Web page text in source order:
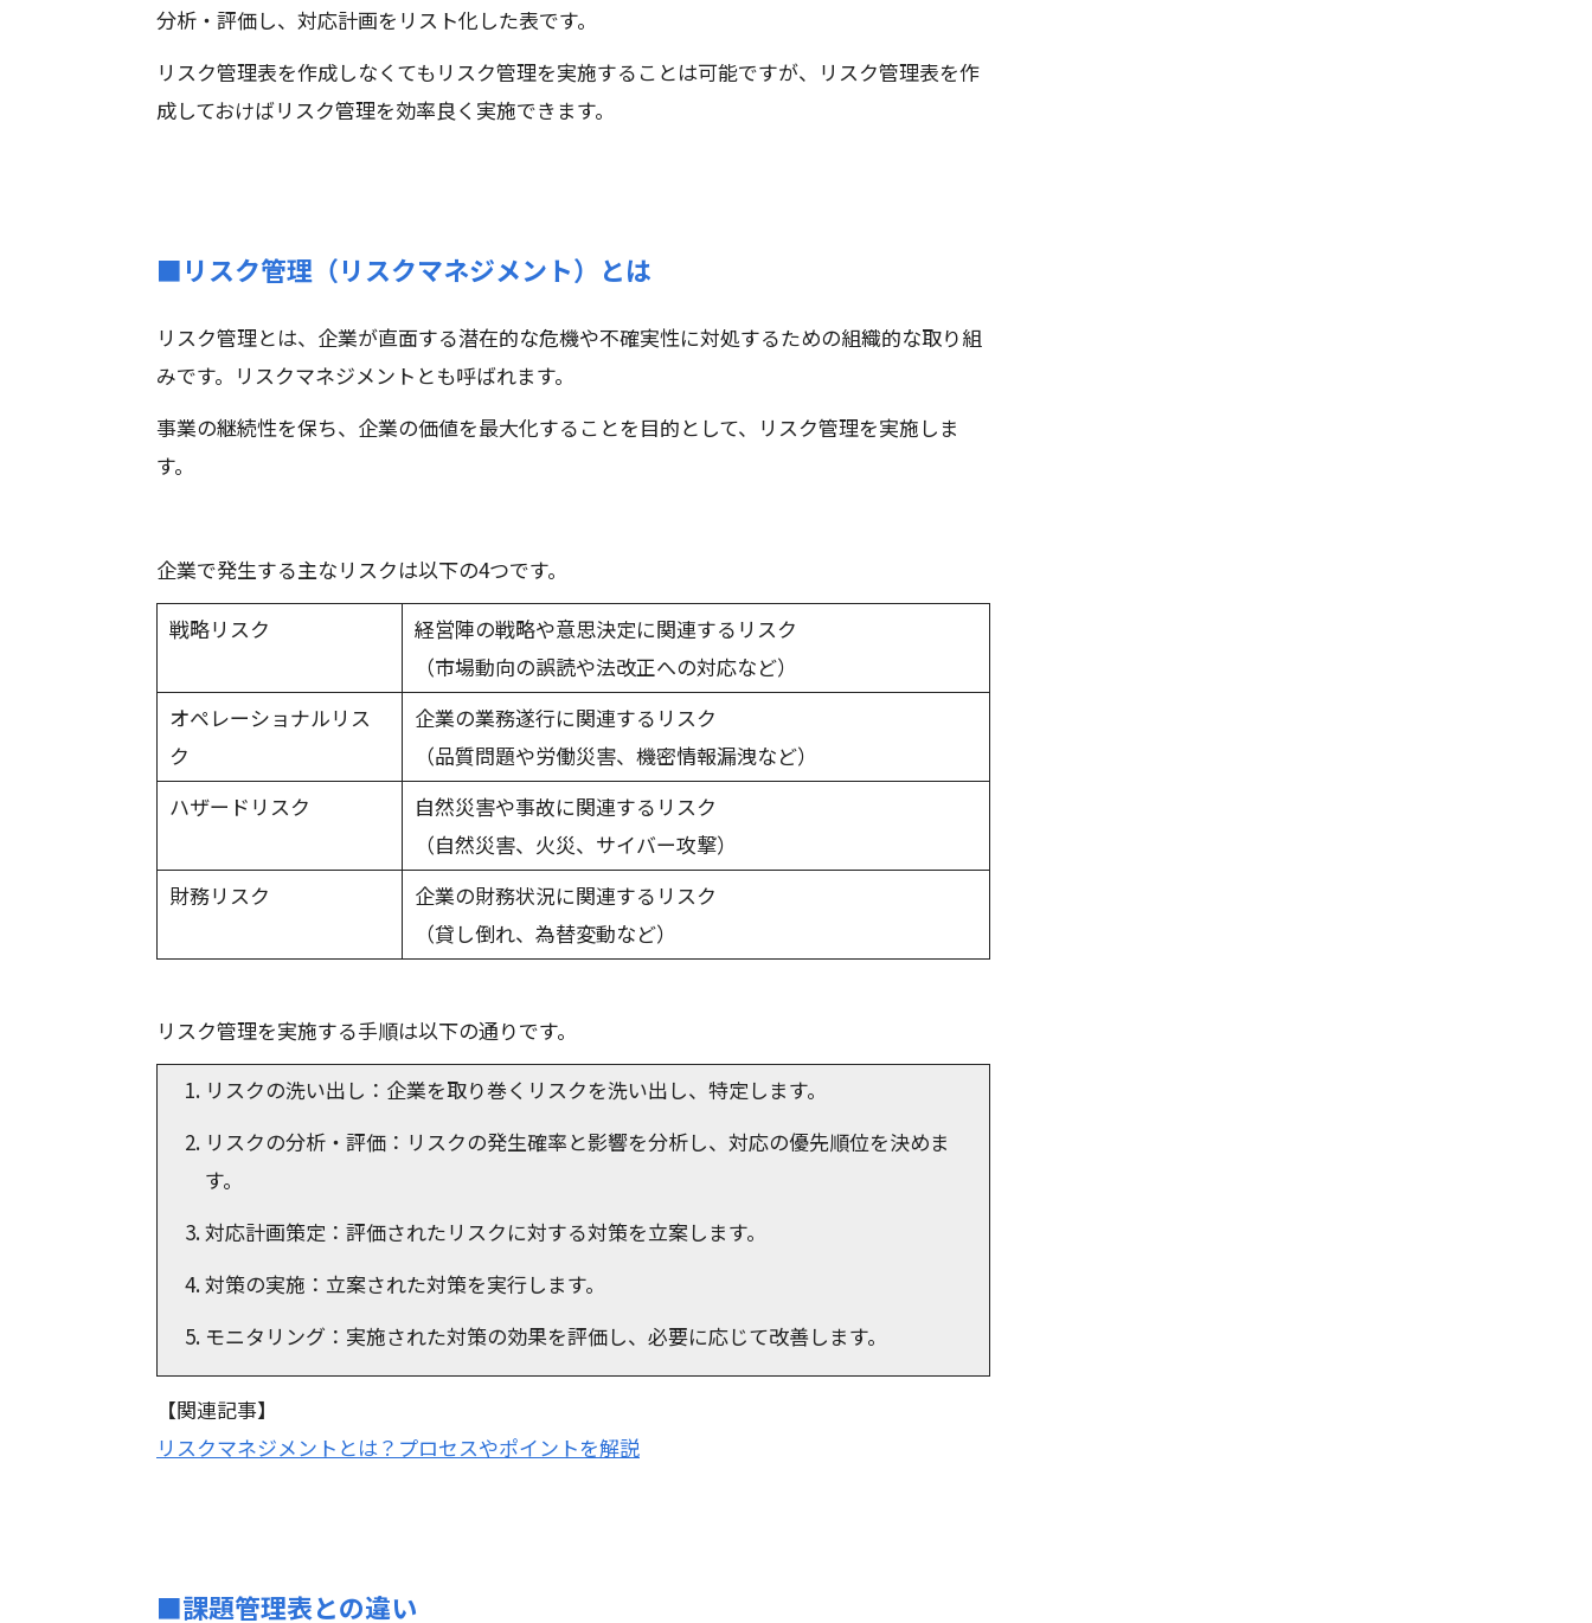
分析・評価し、対応計画をリスト化した表です。
リスク管理表を作成しなくてもリスク管理を実施することは可能ですが、リスク管理表を作
成しておけばリスク管理を効率良く実施できます。
■リスク管理（リスクマネジメント）とは
リスク管理とは、企業が直面する潜在的な危機や不確実性に対処するための組織的な取り組
みです。リスクマネジメントとも呼ばれます。
事業の継続性を保ち、企業の価値を最大化することを目的として、リスク管理を実施しま
す。
企業で発生する主なリスクは以下の4つです。
戦略リスク
経営陣の戦略や意思決定に関連するリスク
（市場動向の誤読や法改正への対応など）
オペレーショナルリス
ク
企業の業務遂行に関連するリスク
（品質問題や労働災害、機密情報漏洩など）
ハザードリスク
自然災害や事故に関連するリスク
（自然災害、火災、サイバー攻撃）
財務リスク
企業の財務状況に関連するリスク
（貸し倒れ、為替変動など）
リスク管理を実施する手順は以下の通りです。
リスクの洗い出し：企業を取り巻くリスクを洗い出し、特定します。
リスクの分析・評価：リスクの発生確率と影響を分析し、対応の優先順位を決めま
す。
対応計画策定：評価されたリスクに対する対策を立案します。
対策の実施：立案された対策を実行します。
モニタリング：実施された対策の効果を評価し、必要に応じて改善します。
【関連記事】
リスクマネジメントとは？プロセスやポイントを解説
■課題管理表との違い